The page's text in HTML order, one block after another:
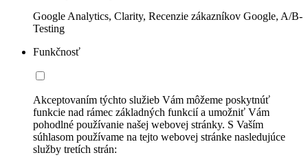
Google Analytics, Clarity, Recenzie zákazníkov Google, A/B-
Testing
Funkčnosť
Akceptovaním týchto služieb Vám môžeme poskytnúť
funkcie nad rámec základných funkcií a umožniť Vám
pohodlné používanie našej webovej stránky. S Vaším
súhlasom používame na tejto webovej stránke nasledujúce
služby tretích strán: